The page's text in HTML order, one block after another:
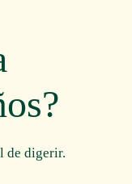
de digerir.